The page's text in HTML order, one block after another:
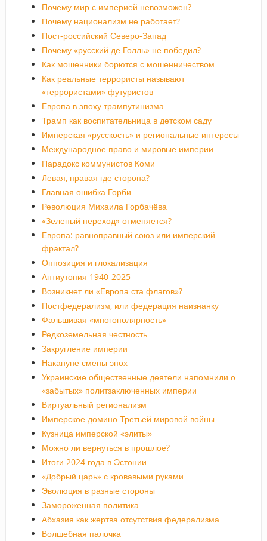
Почему мир с империей невозможен?
Почему национализм не работает?
Пост-российский Северо-Запад
Почему «русский де Голль» не победил?
Как мошенники борются с мошенничеством
Как реальные террористы называют
«террористами» футуристов
Европа в эпоху трампутинизма
Трамп как воспитательница в детском саду
Имперская «русскость» и региональные интересы
Международное право и мировые империи
Парадокс коммунистов Коми
Левая, правая где сторона?
Главная ошибка Горби
Революция Михаила Горбачёва
«Зеленый переход» отменяется?
Европа: равноправный союз или имперский
фрактал?
Оппозиция и глокализация
Антиутопия 1940-2025
Возникнет ли «Европа ста флагов»?
Постфедерализм, или федерация наизнанку
Фальшивая «многополярность»
Редкоземельная честность
Закругление империи
Накануне смены эпох
Украинские общественные деятели напомнили о
«забытых» политзаключенных империи
Виртуальный регионализм
Имперское домино Третьей мировой войны
Кузница имперской «элиты»
Можно ли вернуться в прошлое?
Итоги 2024 года в Эстонии
«Добрый царь» с кровавыми руками
Эволюция в разные стороны
Замороженная политика
Абхазия как жертва отсутствия федерализма
Волшебная палочка